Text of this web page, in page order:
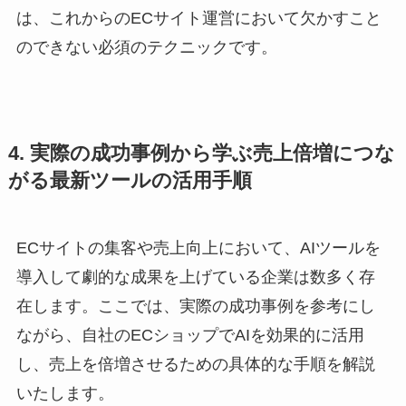
は、これからのECサイト運営において欠かすこと
のできない必須のテクニックです。
4. 実際の成功事例から学ぶ売上倍増につな
がる最新ツールの活用手順
ECサイトの集客や売上向上において、AIツールを
導入して劇的な成果を上げている企業は数多く存
在します。ここでは、実際の成功事例を参考にし
ながら、自社のECショップでAIを効果的に活用
し、売上を倍増させるための具体的な手順を解説
いたします。